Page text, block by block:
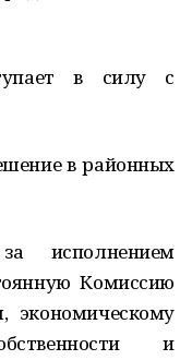
в силу с
в районных
исполнением
Комиссию
экономическому
и